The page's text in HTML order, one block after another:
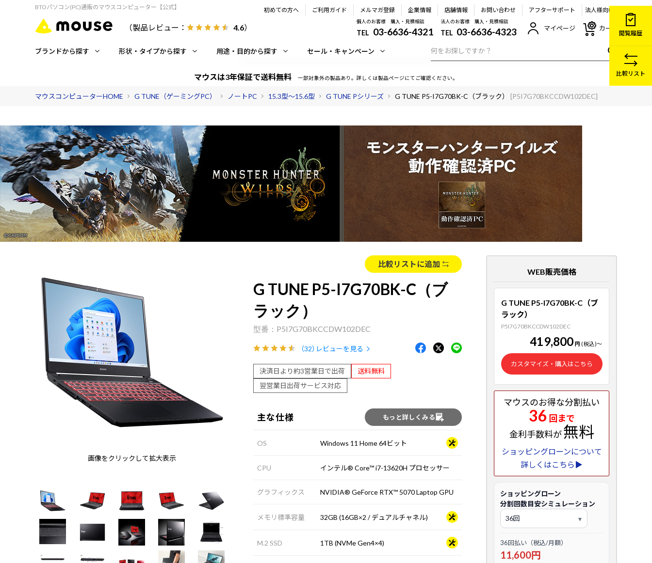
BTOパソコン(PC)通販のマウスコンピューター【公式】
（製品レビュー： 4.6）
初めての方へ ご利用ガイド メルマガ登録 企業情報 店舗情報 お問い合わせ アフターサポート 法人様向け
個人のお客様 購入・見積相談
TEL 03-6636-4321
法人のお客様 購入・見積相談
TEL 03-6636-4323 マイページ カート
ブランドから探す 形状・タイプから探す 用途・目的から探す セール・キャンペーン
マウスは3年保証で送料無料 一部対象外の製品あり。詳しくは製品ページにてご確認ください。
マウスコンピューターHOME G TUNE（ゲーミングPC） ノートPC 15.3型～15.6型 G TUNE Pシリーズ G TUNE P5-I7G70BK-C（ブラック） [P5I7G70BKCCDW102DEC]
画像をクリックして拡大表示
比較リストに追加
G TUNE P5-I7G70BK-C（ブ
ラック）
P5I7G70BKCCDW102DEC
（32）レビューを見る
決済日より約3営業日で出荷
送料無料
翌営業日出荷サービス対応
主な仕様 もっと詳しくみる
OS Windows 11 Home 64ビット
CPU インテル® Core™ i7-13620H プロセッサー
グラフィックス NVIDIA® GeForce RTX™ 5070 Laptop GPU
メモリ標準容量 32GB (16GB×2 / デュアルチャネル)
M.2 SSD 1TB (NVMe Gen4×4)
WEB販売価格
G TUNE P5-I7G70BK-C（ブ
ラック）
P5I7G70BKCCDW102DEC
419,800 円 (税込)～
カスタマイズ・購入はこちら
マウスのお得な分割払い
36 回まで
金利手数料が無料
ショッピングローンについて
詳しくはこちら▶
ショッピングローン
分割回数目安シミュレーション
36回払い（税込/月額）
11,600円
閲覧履歴
比較リスト